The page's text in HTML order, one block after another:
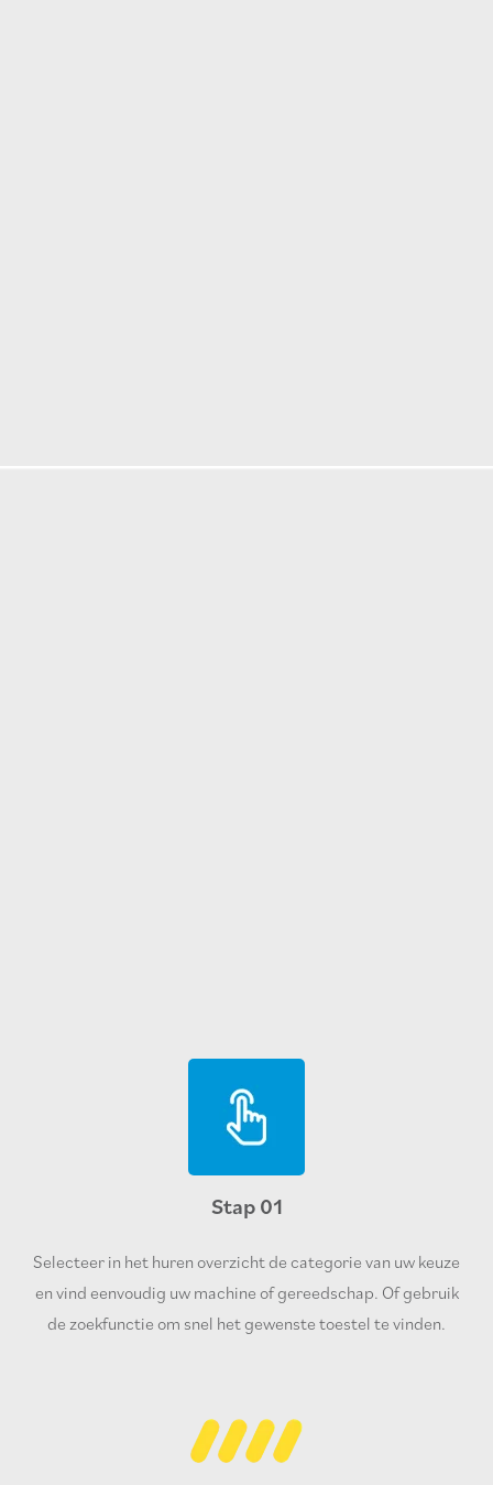
Stap 01
Selecteer in het huren overzicht de categorie van uw keuze
en vind eenvoudig uw machine of gereedschap. Of gebruik
de zoekfunctie om snel het gewenste toestel te vinden.